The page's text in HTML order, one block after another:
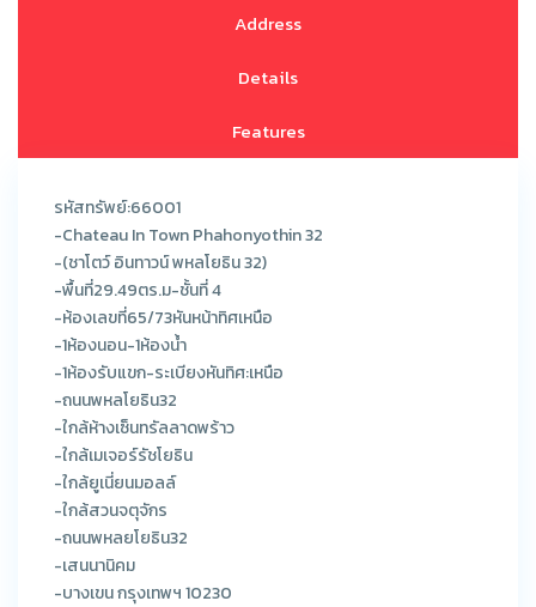
Address
Details
Features
รหัสทรัพย์:66001
-Chateau In Town Phahonyothin 32
-(ชาโตว์ อินทาวน์ พหลโยธิน 32)
-พื้นที่29.49ตร.ม-ชั้นที่ 4
-ห้องเลขที่65/73หันหน้าทิศเหนือ
-1ห้องนอน-1ห้องน้ำ
-1ห้องรับแขก-ระเบียงหันทิศ:เหนือ
-ถนนพหลโยธิน32
-ใกล้ห้างเซ็นทรัลลาดพร้าว
-ใกล้เมเจอร์รัชโยธิน
-ใกล้ยูเนี่ยนมอลล์
-ใกล้สวนจตุจักร
-ถนนพหลยโยธิน32
-เสนนานิคม
-บางเขน กรุงเทพฯ 10230